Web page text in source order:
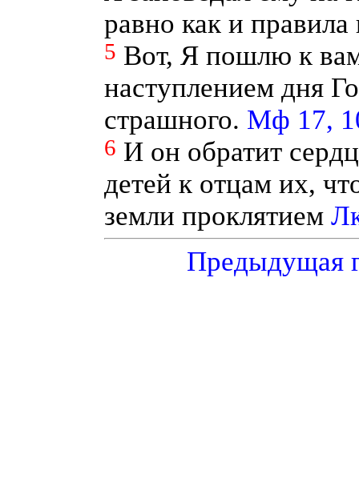
равно как и
5 Вот, Я пошлю к
наступлением дня
страшного. Мф 17,
6 И он обратит
детей к отцам их,
земли проклятием
Предыдущая